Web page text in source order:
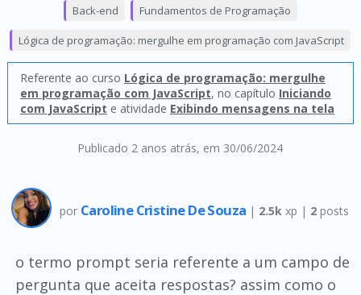
Publicado 2 anos atrás, em 30/06/2024
Back-end Fundamentos de Programação
Lógica de programação: mergulhe em programação com JavaScript
Referente ao curso Lógica de programação: mergulhe
em programação com JavaScript, no capítulo Iniciando
com JavaScript e atividade Exibindo mensagens na tela
por Caroline Cristine De Souza | 2.5k xp | 2posts
o termo prompt seria referente a um campo de
pergunta que aceita respostas? assim como o